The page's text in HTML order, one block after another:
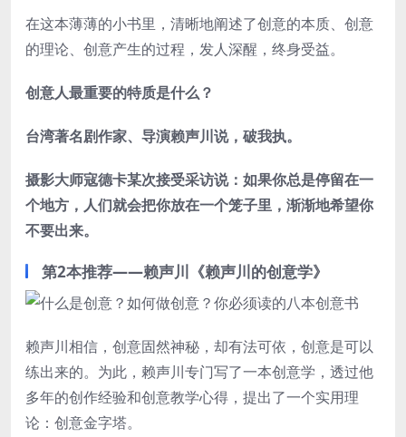
在这本薄薄的小书里，清晰地阐述了创意的本质、创意
的理论、创意产生的过程，发人深醒，终身受益。
创意人最重要的特质是什么？
台湾著名剧作家、导演赖声川说，破我执。
摄影大师寇德卡某次接受采访说：如果你总是停留在一
个地方，人们就会把你放在一个笼子里，渐渐地希望你
不要出来。
第2本推荐——赖声川《赖声川的创意学》
赖声川相信，创意固然神秘，却有法可依，创意是可以
练出来的。为此，赖声川专门写了一本创意学，透过他
多年的创作经验和创意教学心得，提出了一个实用理
论：创意金字塔。